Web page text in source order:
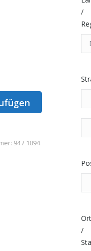
94 / 1094
/
Ort
/